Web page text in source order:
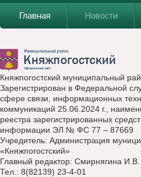
Главная
Новости
Княжпогостский муниципальный
Зарегистрирован в Федеральной
сфере связи, информационных
коммуникаций 25.06.2024 г.,
реестра зарегистрированных
информации ЭЛ № ФС 77 – 87669
Учредитель: Администрация
«Княжпогостский»
Главный редактор: Смирнягина И.В.
Тел.: 8(82139) 23-4-01